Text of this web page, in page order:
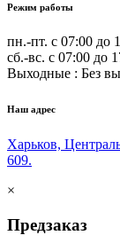
Режим работы
пн.-пт. с 07:00 до
сб.-вс. с 07:00 до
Выходные : Без
Наш адрес
Харьков,
609.
×
Предзаказ